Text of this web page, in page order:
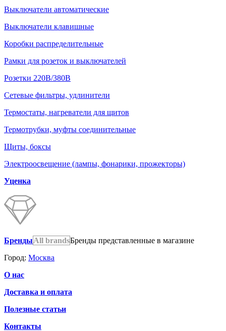
Выключатели автоматические
Выключатели клавишные
Коробки распределительные
Рамки для розеток и выключателей
Розетки 220В/380В
Сетевые фильтры, удлинители
Термостаты, нагреватели для щитов
Термотрубки, муфты соединительные
Щиты, боксы
Электроосвещение (лампы, фонарики, прожекторы)
Уценка
БрендыAll brandsБренды представленные в магазине
Город: Москва
О нас
Доставка и оплата
Полезные статьи
Контакты